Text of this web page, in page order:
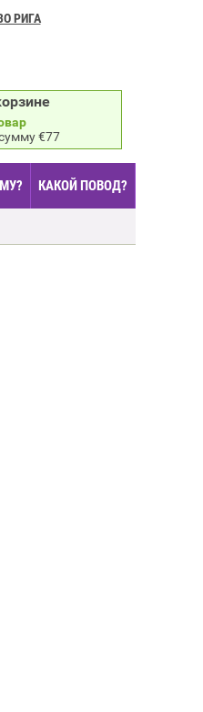
РИГА
€77
КАКОЙ ПОВОД?